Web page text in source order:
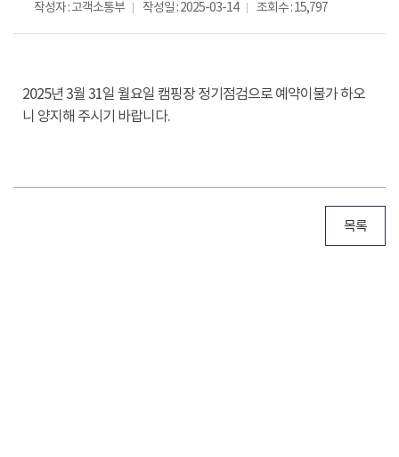
작성자 : 고객소통부 작성일 : 2025-03-14 조회수 : 15,797
2025년 3월 31일 월요일 캠핑장 정기점검으로 예약이불가 하오
니 양지해 주시기 바랍니다.
목록